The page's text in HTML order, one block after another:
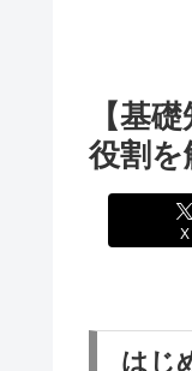
【基
役割を
X
はじ